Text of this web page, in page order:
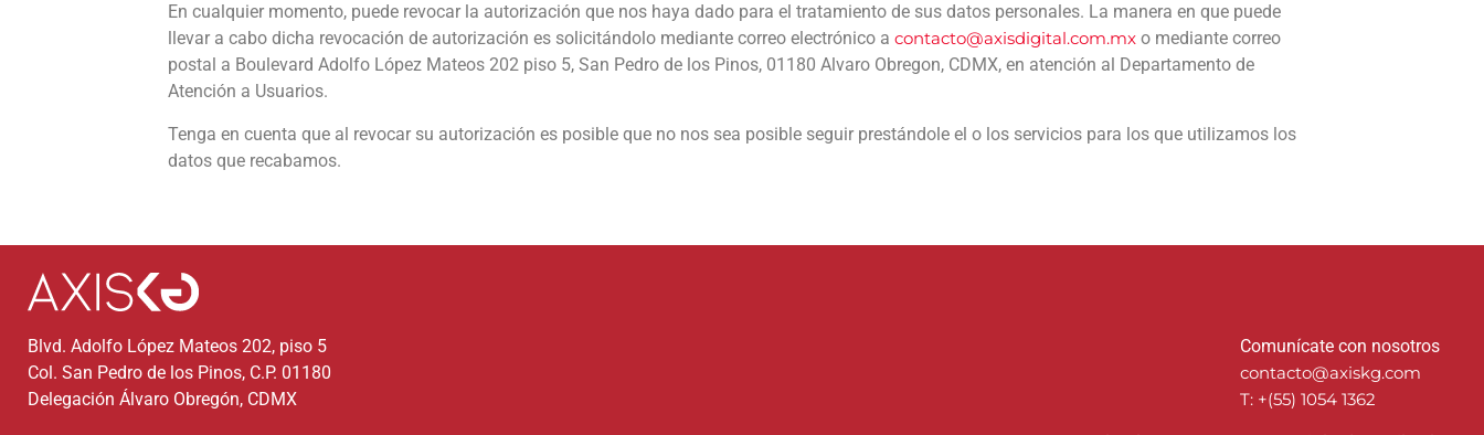
En cualquier momento, puede revocar la autorización que nos haya dado para el tratamiento de sus datos personales. La manera en que puede
llevar a cabo dicha revocación de autorización es solicitándolo mediante correo electrónico a contacto@axisdigital.com.mx o mediante correo
postal a Boulevard Adolfo López Mateos 202 piso 5, San Pedro de los Pinos, 01180 Alvaro Obregon, CDMX, en atención al Departamento de
Atención a Usuarios.
Tenga en cuenta que al revocar su autorización es posible que no nos sea posible seguir prestándole el o los servicios para los que utilizamos los
datos que recabamos.
Blvd. Adolfo López Mateos 202, piso 5
Col. San Pedro de los Pinos, C.P. 01180
Delegación Álvaro Obregón, CDMX
Comunícate con nosotros
contacto@axiskg.com
T: +(55) 1054 1362